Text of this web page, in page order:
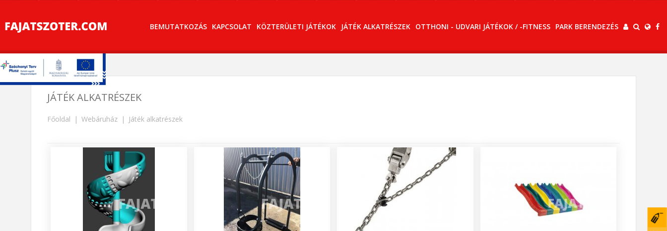
BEMUTATKOZÁS KAPCSOLAT KÖZTERÜLETI JÁTÉKOK JÁTÉK ALKATRÉSZEK OTTHONI - UDVARI JÁTÉKOK / -FITNESS PARK BERENDEZÉS
JÁTÉK ALKATRÉSZEK
Főoldal Webáruház Játék alkatrészek